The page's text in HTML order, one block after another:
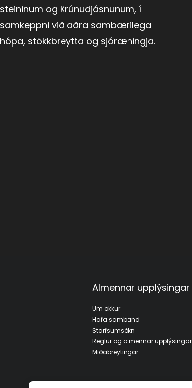
steininum og Krúnudjásnunum, í
samkeppni við aðra sambærilega
hópa, stökkbreytta og sjóræningja.
Almennar upplýsingar
Um okkur
Hafa samband
Starfsumsókn
Reglur og almennar upplýsingar
Miðabreytingar